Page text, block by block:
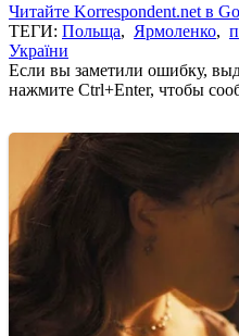
Читайте Korrespondent.net в
ТЕГИ: Польща, Ярмоленко,
України
Если вы заметили ошибку,
нажмите Ctrl+Enter, чтобы